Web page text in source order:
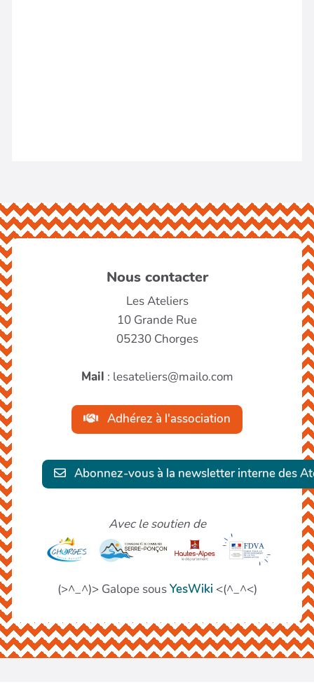
Nous contacter
Les Ateliers
10 Grande Rue
05230 Chorges
Mail : lesateliers@mailo.com
Adhérez à l'association
Abonnez-vous à la newsletter interne des
Avec le soutien de
(>^_^)> Galope sousYesWiki <(^_^<)